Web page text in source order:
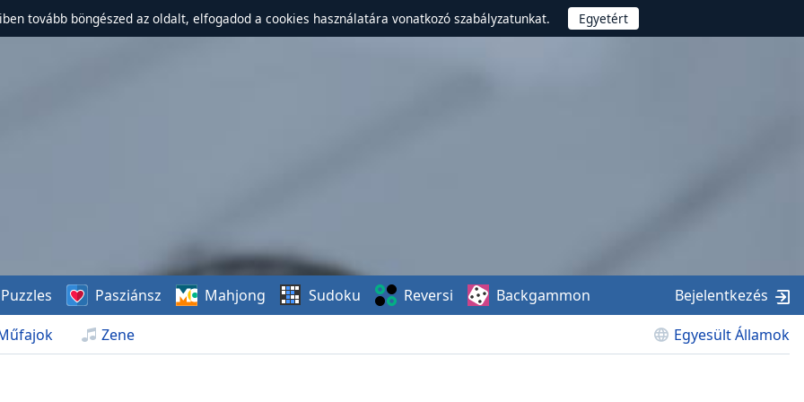
tovább böngészed az oldalt, elfogadod a cookies használatára vonatkozó szabályzatunkat.
Zene Egyesült Államok
Puzzles Pasziánsz Mahjong Sudoku Reversi Backgammon Bejelentkezés